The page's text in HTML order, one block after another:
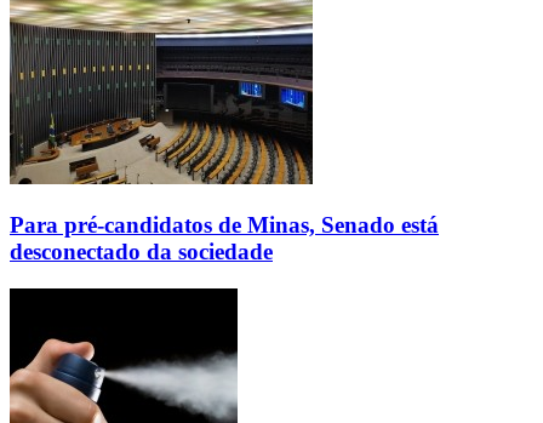
Para pré-candidatos de Minas, Senado está
desconectado da sociedade